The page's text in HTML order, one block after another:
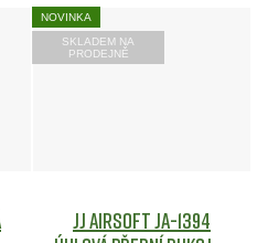
NOVINKA
SKLADEM NA
PRODEJNĚ
JJ Airsoft JA-1394